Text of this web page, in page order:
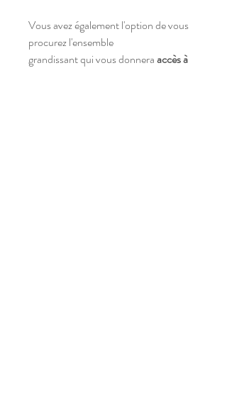
Vous avez également l'option de vous
procurez l'ensemble
grandissant qui vous donneraaccès à